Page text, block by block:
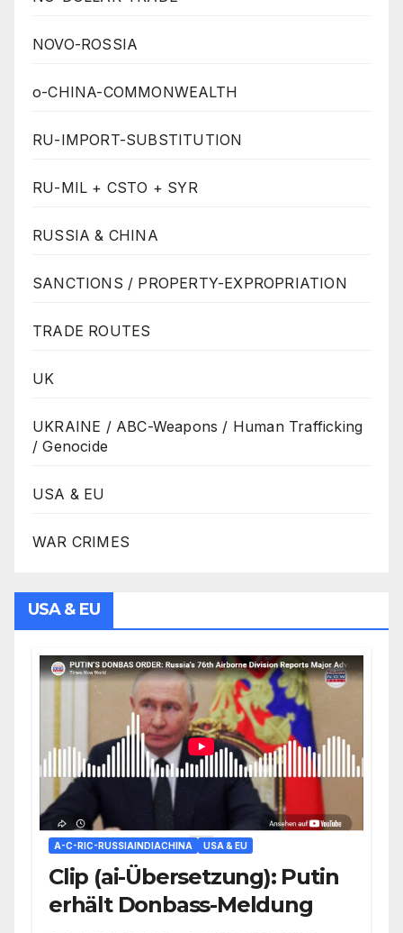
NOVO-ROSSIA
o-CHINA-COMMONWEALTH
RU-IMPORT-SUBSTITUTION
RU-MIL + CSTO + SYR
RUSSIA & CHINA
SANCTIONS / PROPERTY-EXPROPRIATION
TRADE ROUTES
UK
UKRAINE / ABC-Weapons / Human Trafficking
/ Genocide
USA & EU
WAR CRIMES
USA & EU
A-C-RIC-RUSSIAINDIACHINA USA & EU
Clip (ai-Übersetzung): Putin
erhält Donbass-Meldung